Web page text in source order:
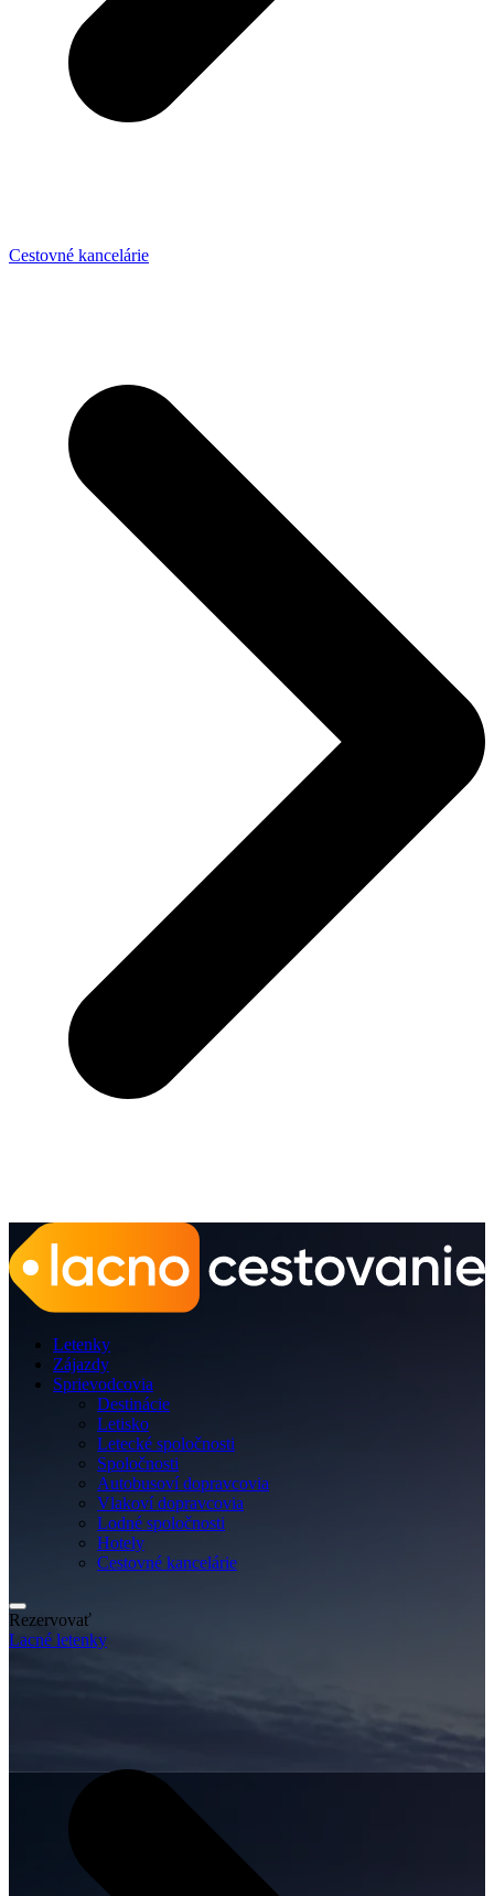
Cestovné kancelárie
Letenky
Zájazdy
Sprievodcovia
Destinácie
Letisko
Letecké spoločnosti
Spoločnosti
Autobusoví dopravcovia
Vlakoví dopravcovia
Lodné spoločnosti
Hotely
Cestovné kancelárie
Rezervovať
Lacné letenky